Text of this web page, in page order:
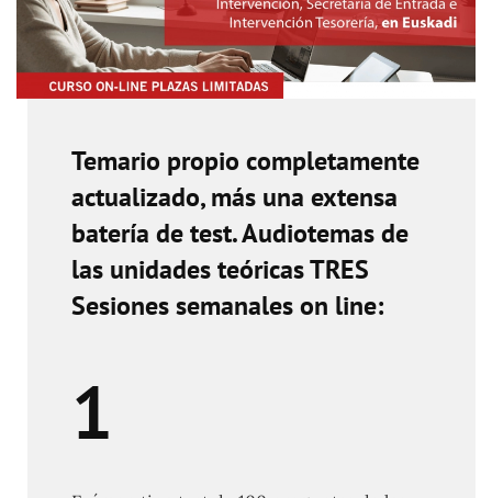
Temario propio completamente
actualizado, más una extensa
batería de test. Audiotemas de
las unidades teóricas TRES
Sesiones semanales on line:
1